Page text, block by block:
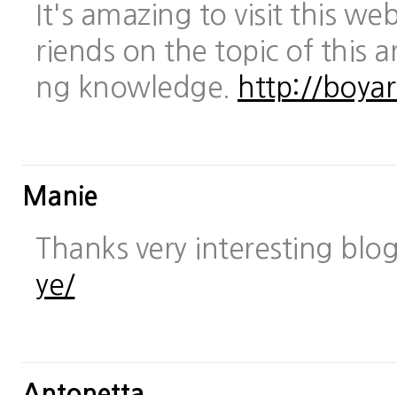
It's amazing to visit this
riends on the topic of this
ng knowledge.
http://
Manie
Thanks very interesting
ye/